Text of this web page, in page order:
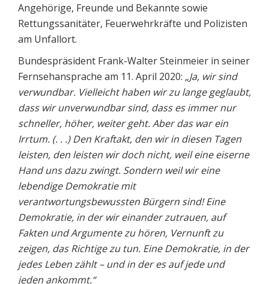
Angehörige, Freunde und Bekannte sowie
Rettungssanitäter, Feuerwehrkräfte und Polizisten
am Unfallort.
Bundespräsident Frank-Walter Steinmeier in seiner
Fernsehansprache am 11. April 2020: „Ja, wir sind
verwundbar. Vielleicht haben wir zu lange geglaubt,
dass wir unverwundbar sind, dass es immer nur
schneller, höher, weiter geht. Aber das war ein
Irrtum. (. . .) Den Kraftakt, den wir in diesen Tagen
leisten, den leisten wir doch nicht, weil eine eiserne
Hand uns dazu zwingt. Sondern weil wir eine
lebendige Demokratie mit
verantwortungsbewussten Bürgern sind! Eine
Demokratie, in der wir einander zutrauen, auf
Fakten und Argumente zu hören, Vernunft zu
zeigen, das Richtige zu tun. Eine Demokratie, in der
jedes Leben zählt – und in der es auf jede und
jeden ankommt.“